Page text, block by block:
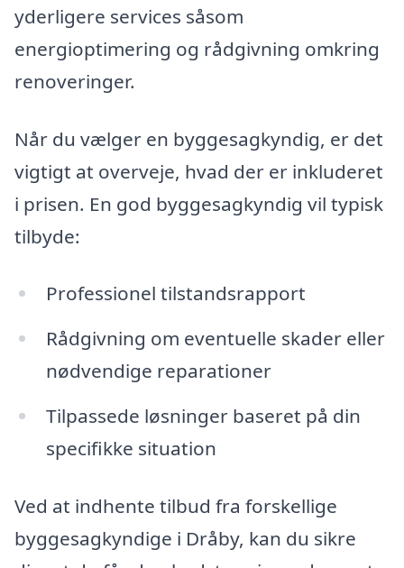
yderligere services såsom
energioptimering og rådgivning omkring
renoveringer.
Når du vælger en byggesagkyndig, er det
vigtigt at overveje, hvad der er inkluderet
i prisen. En god byggesagkyndig vil typisk
tilbyde:
Professionel tilstandsrapport
Rådgivning om eventuelle skader eller
nødvendige reparationer
Tilpassede løsninger baseret på din
specifikke situation
Ved at indhente tilbud fra forskellige
byggesagkyndige i Dråby, kan du sikre